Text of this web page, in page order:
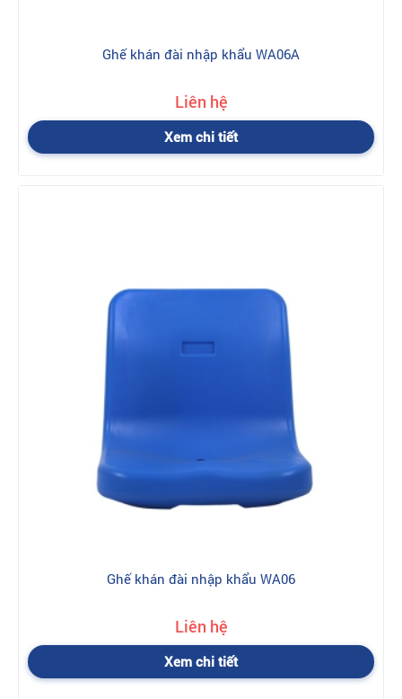
Ghế khán đài nhập khẩu WA06A
Liên hệ
Xem chi tiết
Ghế khán đài nhập khẩu WA06
Liên hệ
Xem chi tiết